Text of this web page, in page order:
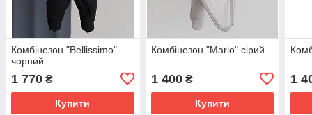
Комбінезон "Bellissimo"
чорний
1 770 ₴
Купити
Комбінезон "Mario" сірий
1 400₴
Купити
1